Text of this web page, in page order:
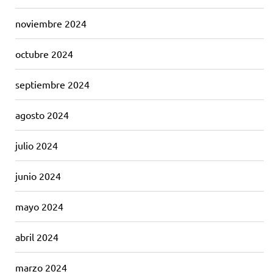
noviembre 2024
octubre 2024
septiembre 2024
agosto 2024
julio 2024
junio 2024
mayo 2024
abril 2024
marzo 2024